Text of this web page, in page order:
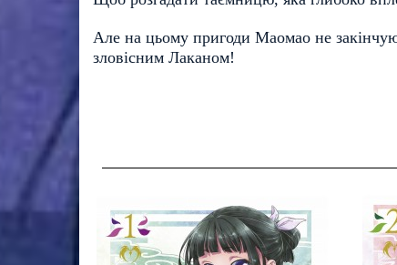
Але на цьому пригоди Маомао не
зловісним Лаканом!